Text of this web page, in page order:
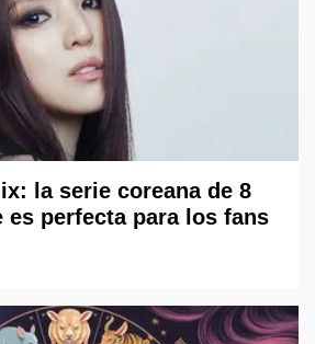
la serie coreana de 8
es perfecta para los fans